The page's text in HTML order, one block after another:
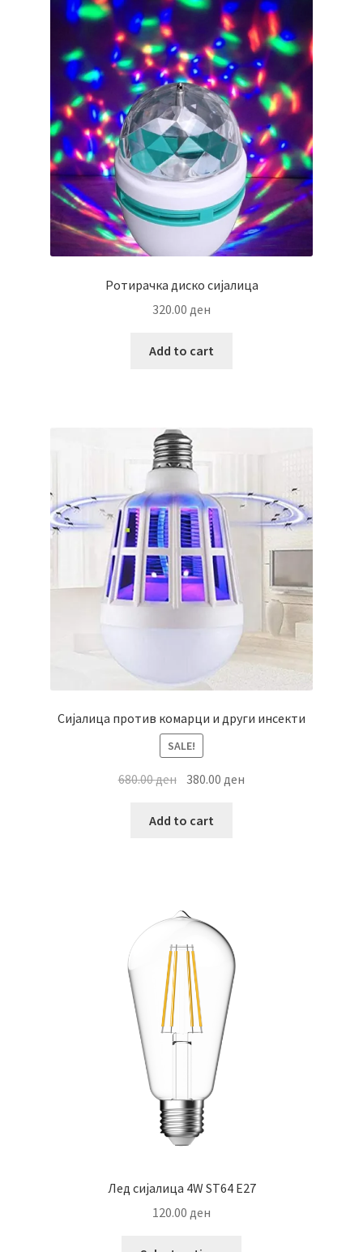
Ротирачка диско сијалица
320.00 ден
Add to cart
Сијалица против комарци и други инсекти
SALE!
680.00ден Original
was:
380.00 ден
Add to cart
Лед сијалица 4W ST64 Е27
120.00 ден